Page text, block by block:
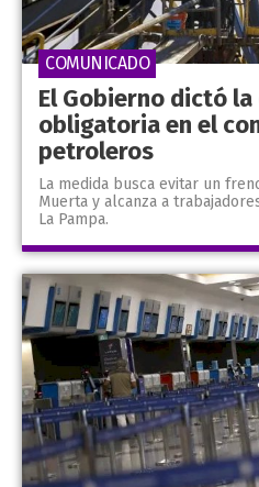
El Gobierno dictó
obligatoria en el
petroleros
La medida busca evitar un
Muerta y alcanza a
La Pampa.
COMUNICADO